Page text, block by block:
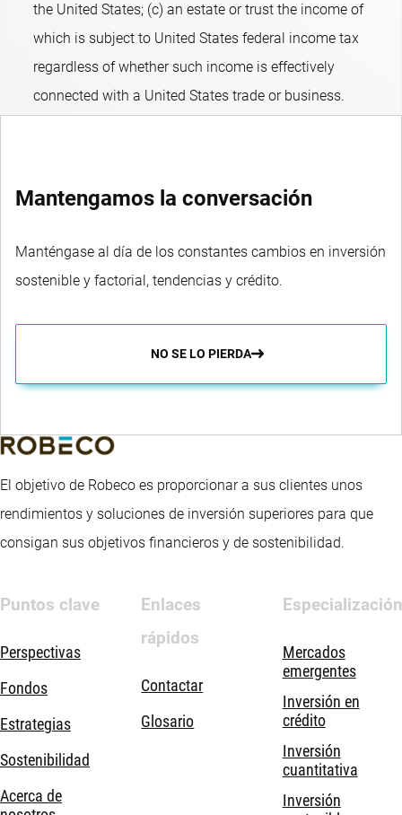
the United States; (c) an estate or trust the income of
which is subject to United States federal income tax
regardless of whether such income is effectively
connected with a United States trade or business.
Mantengamos la conversación
Manténgase al día de los constantes cambios en inversión
sostenible y factorial, tendencias y crédito.
NO SE LO PIERDA
El objetivo de Robeco es proporcionar a sus clientes unos
rendimientos y soluciones de inversión superiores para que
consigan sus objetivos financieros y de sostenibilidad.
Puntos clave
Perspectivas
Fondos
Estrategias
Sostenibilidad
Acerca de
Enlaces
rápidos
Contactar
Glosario
Especialización
Mercados
emergentes
Inversión en
crédito
Inversión
cuantitativa
Inversión